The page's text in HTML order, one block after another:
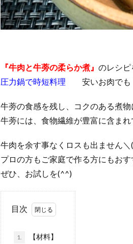
『牛肉と牛蒡の柔らか煮』 のレシピ
圧力鍋で時短料理 安いお肉でも
牛蒡の食感を残し、コクのある煮物
牛蒡には、食物繊維が豊富に含まれ
牛肉を余す事なくロスも出ません
プロの方もご家庭で作る方にもおす
ぜひ、お試しを(^^)
目次
1. 【材料】